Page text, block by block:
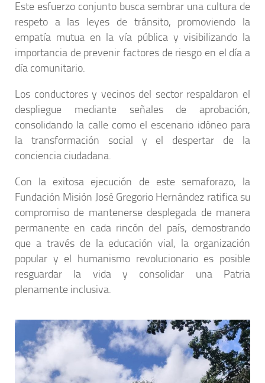
Este esfuerzo conjunto busca sembrar una cultura de
respeto a las leyes de tránsito, promoviendo la
empatía mutua en la vía pública y visibilizando la
importancia de prevenir factores de riesgo en el día a
día comunitario.
Los conductores y vecinos del sector respaldaron el
despliegue mediante señales de aprobación,
consolidando la calle como el escenario idóneo para
la transformación social y el despertar de la
conciencia ciudadana.
Con la exitosa ejecución de este semaforazo, la
Fundación Misión José Gregorio Hernández ratifica su
compromiso de mantenerse desplegada de manera
permanente en cada rincón del país, demostrando
que a través de la educación vial, la organización
popular y el humanismo revolucionario es posible
resguardar la vida y consolidar una Patria
plenamente inclusiva.